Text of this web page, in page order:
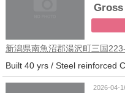
Gross
新潟県南魚沼郡湯沢町三国
2026-04-